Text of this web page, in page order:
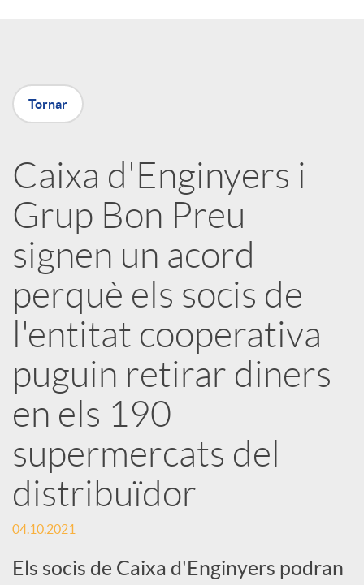
X
r
x
e
s
S
o
c
i
Tornar
Caixa d'Enginyers i
Grup Bon Preu
signen un acord
perquè els socis de
l'entitat cooperativa
puguin retirar diners
en els 190
supermercats del
distribuïdor
04.10.2021
Els socis de Caixa d'Enginyers podran